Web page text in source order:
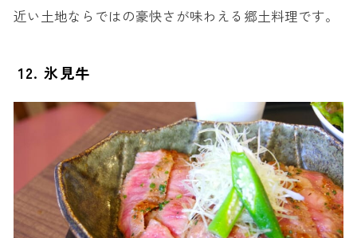
近い土地ならではの豪快さが味わえる郷土料理です。
12. 氷見牛